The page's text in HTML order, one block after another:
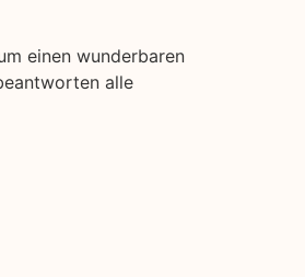
einen wunderbaren
alle